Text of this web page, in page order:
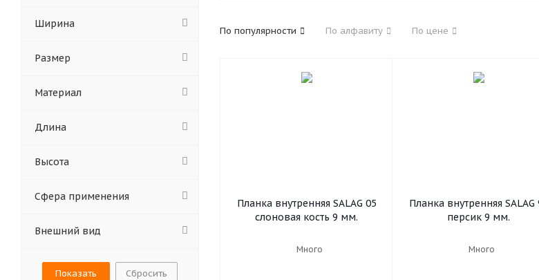
По популярности По алфавиту По цене
Планка внутренняя SALAG 05
слоновая кость 9 мм.
Много
Планка внутренняя SALAG
персик 9 мм.
Много
Ширина
Размер
Материал
Длина
Высота
Cфера применения
Внешний вид
Сбросить